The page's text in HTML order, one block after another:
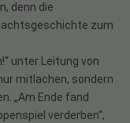
denn die
zum
unter Leitung von
mitlachen, sondern
„Am Ende fand
verderben“,